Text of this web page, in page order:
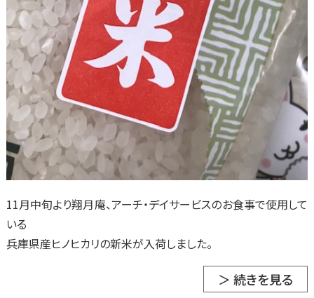
11月中旬より翔月庵、アーチ・デイサービスのお食事で使用して
いる
兵庫県産ヒノヒカリの新米が入荷しました。
＞ 続きを見る